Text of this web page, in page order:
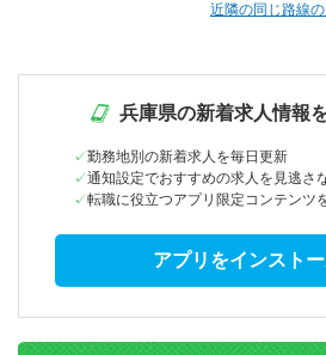
近隣の同じ路線
兵庫県の新着求人情報
勤務地別の新着求人を毎日更新
通知設定でおすすめの求人を見逃さ
転職に役立つアプリ限定コンテンツ
アプリをインスト